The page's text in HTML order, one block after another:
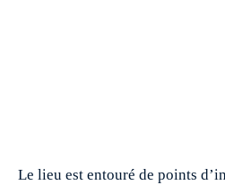
Le lieu est entouré de points